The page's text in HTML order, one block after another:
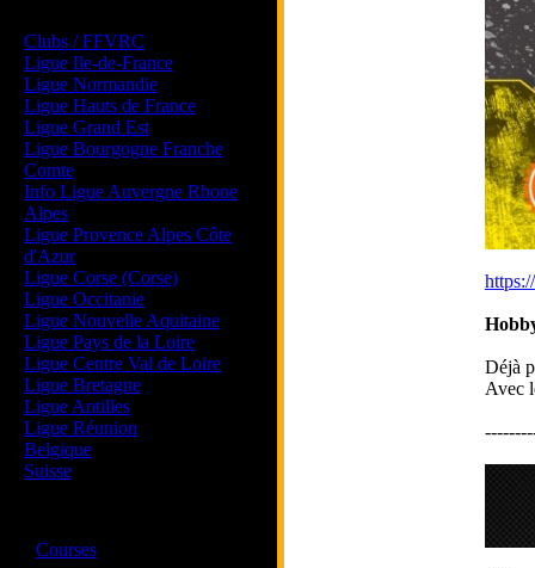
Clubs / FFVRC
Ligue Ile-de-France
Ligue Normandie
Ligue Hauts de France
Ligue Grand Est
Ligue Bourgogne Franche
Comte
Info Ligue Auvergne Rhone
Alpes
Ligue Provence Alpes Côte
d'Azur
Ligue Corse (Corse)
Ligue Occitanie
Ligue Nouvelle Aquitaine
Ligue Pays de la Loire
Ligue Centre Val de Loire
Ligue Bretagne
Ligue Antilles
Ligue Réunion
Belgique
Suisse
Courses
Déjà
Avec